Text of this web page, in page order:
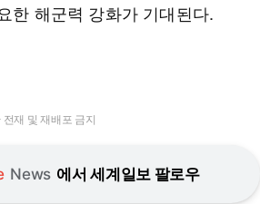
한 해군력 강화가 기대된다.
재 및 재배포 금지
News 에서 세계일보 팔로우